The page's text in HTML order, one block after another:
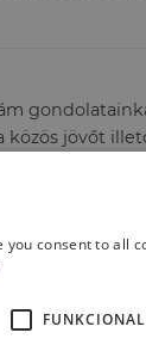
jövőt
consent to all